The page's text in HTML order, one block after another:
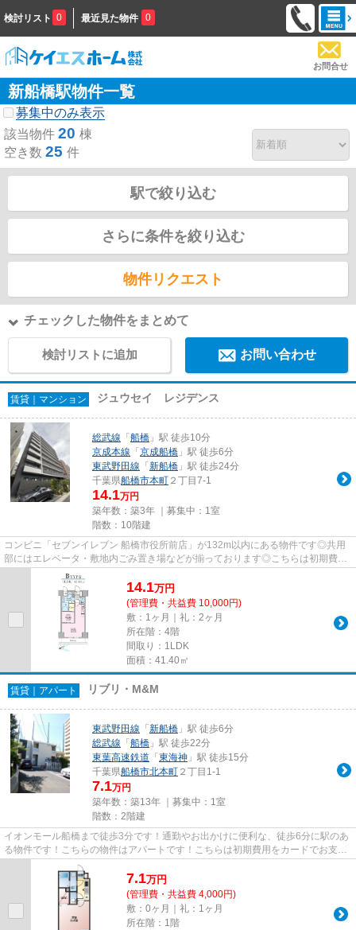
検討リスト 0 最近見た物件 0
お問合せ
新船橋駅物件一覧
募集中のみ表示
該当物件 20 棟
空き数 25 件
駅で絞り込む
さらに条件を絞り込む
物件リクエスト
チェックした物件をまとめて
検討リストに追加 お問い合わせ
賃貸｜マンション ジュウセイ レジデンス
総武線 「 船橋 」駅 徒歩10分
京成本線 「 京成船橋 」駅 徒歩6分
東武野田線 「 新船橋 」駅 徒歩24分
千葉県船橋市本町 ２丁目7-1
14.1万円
築年数：築3年 ｜募集中： 1室
階数：10階建
コンビニ「セブンイレブン 船橋市役所前店」が132m以内にある物件です◎共用
部にはエレベータ・敷地内ごみ置き場などが揃っております◎こちらは初期費用
をカードでお支払いいただける物...
14.1万円
(管理費・共益費 10,000円)
敷：1ヶ月｜礼：2ヶ月
所在階：4階
間取り：1LDK
面積：41.40㎡
賃貸｜アパート リブリ・M&M
東武野田線 「 新船橋 」駅 徒歩6分
総武線 「 船橋 」駅 徒歩22分
東葉高速鉄道 「 東海神 」駅 徒歩15分
千葉県船橋市北本町 ２丁目1-1
7.1万円
築年数：築13年 ｜募集中： 1室
階数：2階建
イオンモール船橋まで徒歩3分です！通勤やお出かけに便利な、徒歩6分に駅のあ
る物件です！こちらの物件はアパートです！こちらは初期費用をカードでお支払
いいただけるアパートです！...
7.1万円
(管理費・共益費 4,000円)
敷：0ヶ月｜礼：1ヶ月
所在階：1階